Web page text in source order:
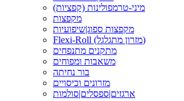
מיני-טרמפולינות (קפציות)
מקפצות
מקפצות ספוג|שיפועיות
Flexi-Roll (מזרון מתגלגל)
מתקנים מתנפחים
משאבות ומפוחים
בור נחיתה
מזרונים וכיסויים
ארגזים|ספסלים|סולמות